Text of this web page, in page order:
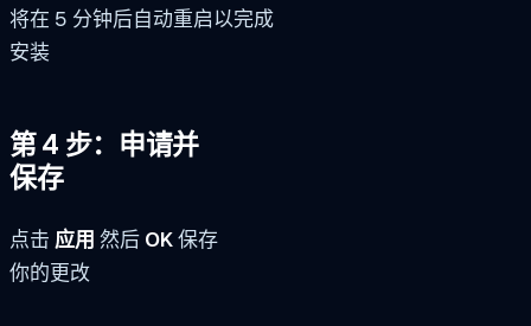
将在 5 分钟后自动重启以完成
安装
第 4 步：申请并
保存
点击 应用 然后 OK保存
你的更改